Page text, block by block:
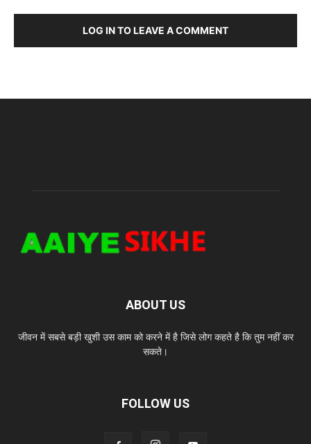
LOG IN TO LEAVE A COMMENT
ABOUT US
जीवन में सबसे बड़ी खुशी उस काम को करने में है जिसे लोग कहते है कि तुम नहीं कर
सकते।
FOLLOW US